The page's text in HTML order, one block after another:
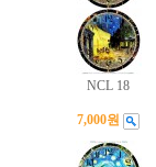
NCL 18
7,000원